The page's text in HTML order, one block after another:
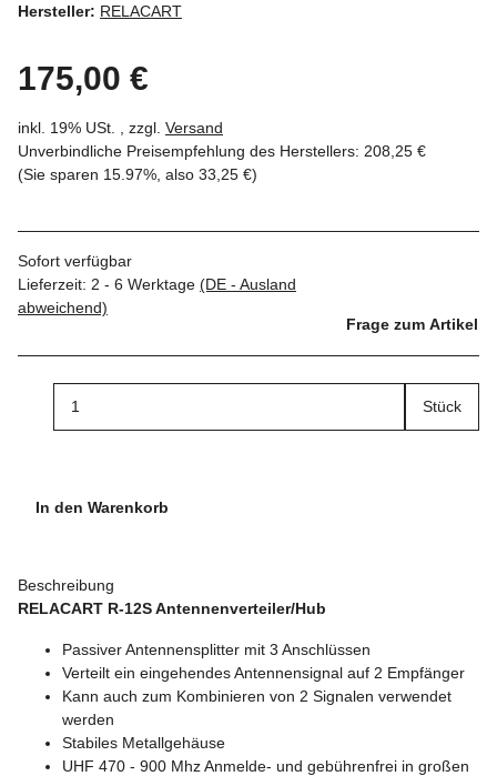
Hersteller: RELACART
175,00 €
inkl. 19% USt. , zzgl. Versand
Unverbindliche Preisempfehlung des Herstellers: 208,25 €
(Sie sparen 15.97% , also 33,25 €)
Sofort verfügbar
Lieferzeit: 2 - 6 Werktage (DE - Ausland
abweichend)
Frage zum Artikel
Stück
In den Warenkorb
Beschreibung
RELACART R-12S Antennenverteiler/Hub
Passiver Antennensplitter mit 3 Anschlüssen
Verteilt ein eingehendes Antennensignal auf 2 Empfänger
Kann auch zum Kombinieren von 2 Signalen verwendet
werden
Stabiles Metallgehäuse
UHF 470 - 900 Mhz Anmelde- und gebührenfrei in großen